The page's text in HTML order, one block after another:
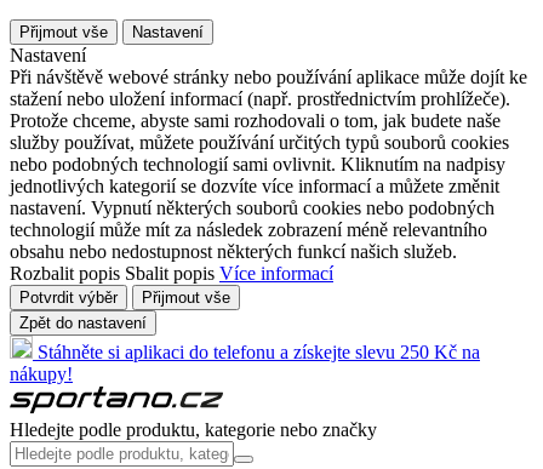
Přijmout vše Nastavení
Nastavení
Při návštěvě webové stránky nebo používání aplikace může dojít ke
stažení nebo uložení informací (např. prostřednictvím prohlížeče).
Protože chceme, abyste sami rozhodovali o tom, jak budete naše
služby používat, můžete používání určitých typů souborů cookies
nebo podobných technologií sami ovlivnit. Kliknutím na nadpisy
jednotlivých kategorií se dozvíte více informací a můžete změnit
nastavení. Vypnutí některých souborů cookies nebo podobných
technologií může mít za následek zobrazení méně relevantního
obsahu nebo nedostupnost některých funkcí našich služeb.
Rozbalit popis Sbalit popis Více informací
Potvrdit výběr
Přijmout vše
Zpět do nastavení
Stáhněte si aplikaci do telefonu a získejte slevu 250 Kč na
nákupy!
Hledejte podle produktu, kategorie nebo značky